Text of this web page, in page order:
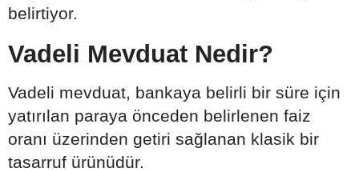
belirtiyor.
Vadeli Mevduat Nedir?
Vadeli mevduat, bankaya belirli bir süre için
yatırılan paraya önceden belirlenen faiz
oranı üzerinden getiri sağlanan klasik bir
tasarruf ürünüdür.